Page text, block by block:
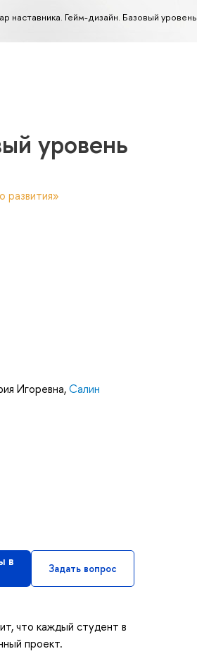
наставника. Гейм-дизайн. Базовый уровень
уровень
развития»
Игоревна,Салин
в
Задать вопрос
что каждый студент в
проект.